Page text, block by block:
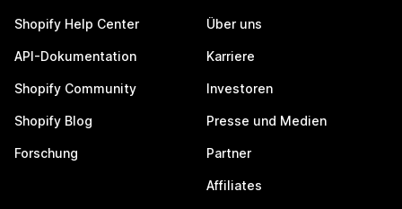
Shopify Help Center
API-Dokumentation
Shopify Community
Shopify Blog
Forschung
Über uns
Karriere
Investoren
Presse und Medien
Partner
Affiliates